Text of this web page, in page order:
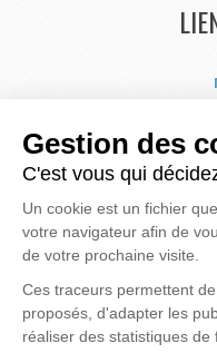
Gestion des
C'est vous qui
Un cookie est un fichier
votre navigateur afin de
de votre prochaine visite.
Ces traceurs permettent
proposés, d'adapter les
réaliser des statistiques